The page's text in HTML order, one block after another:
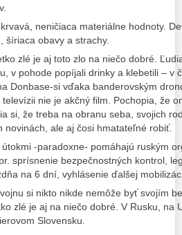
neničiaca materiálne hodnoty.
šíriaca obavy a strachy.
zlé je aj toto zlo na niečo dobré.
v pohode popíjali drinky a klebetili – v
Donbase-si vďaka banderovským
nie je akčný film. Pochopia, že
si, že treba na obranu seba, svojich
novinách, ale aj čosi hmatateľné robiť.
-paradoxne- pomáhajú ruským
sprísnenie bezpečnostných kontrol,
na 6 dní, vyhlásenie ďalšej
si nikto nikde nemôže byť svojím
zlé je aj na niečo dobré. V Rusku,
Slovensku.